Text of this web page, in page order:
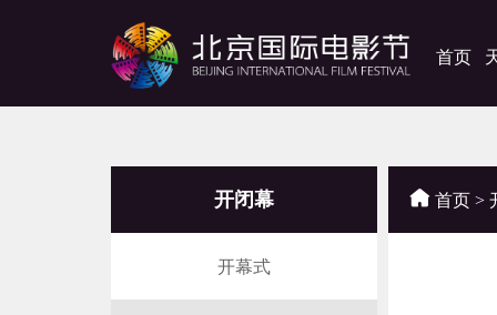
首页
开闭幕
开幕式
首页 >